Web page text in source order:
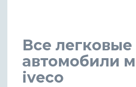
Все легковые
автомобили
iveco